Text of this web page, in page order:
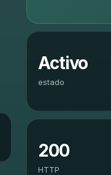
Activo
estado
200
HTTP